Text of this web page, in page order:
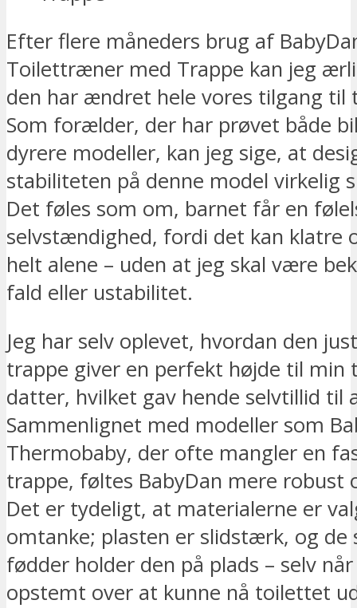
Efter flere måneders brug af
Toilettræner med Trappe kan jeg
den har ændret hele vores tilgang
Som forælder, der har prøvet både
dyrere modeller, kan jeg sige, at
stabiliteten på denne model virkelig
Det føles som om, barnet får en
selvstændighed, fordi det kan klatre
helt alene – uden at jeg skal være
fald eller ustabilitet.
Jeg har selv oplevet, hvordan den
trappe giver en perfekt højde til min
datter, hvilket gav hende selvtillid til
Sammenlignet med modeller som
Thermobaby, der ofte mangler en
trappe, føltes BabyDan mere robust
Det er tydeligt, at materialerne er
omtanke; plasten er slidstærk, og de
fødder holder den på plads – selv
opstemt over at kunne nå toilettet